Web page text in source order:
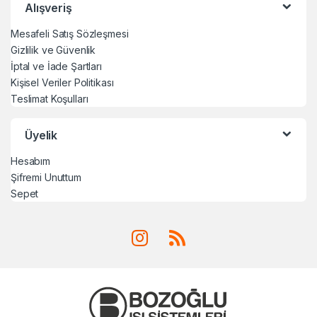
Alışveriş
Mesafeli Satış Sözleşmesi
Gizlilik ve Güvenlik
İptal ve İade Şartları
Kişisel Veriler Politikası
Teslimat Koşulları
Üyelik
Hesabım
Şifremi Unuttum
Sepet